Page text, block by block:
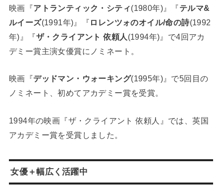
映画『アトランティック・シティ(1980年)』『テルマ&
ルイーズ(1991年)』『 ロレンツォのオイル/命の詩(1992
年)』『ザ・クライアント 依頼人 (1994年)』で4回アカ
デミー賞主演女優賞にノミネート。
映画『デッドマン・ウォーキング(1995年)』で5回目の
ノミネート、初めてアカデミー賞を受賞。
1994年の映画『ザ・クライアント 依頼人』では、英国
アカデミー賞を受賞しました。
女優＋幅広く活躍中